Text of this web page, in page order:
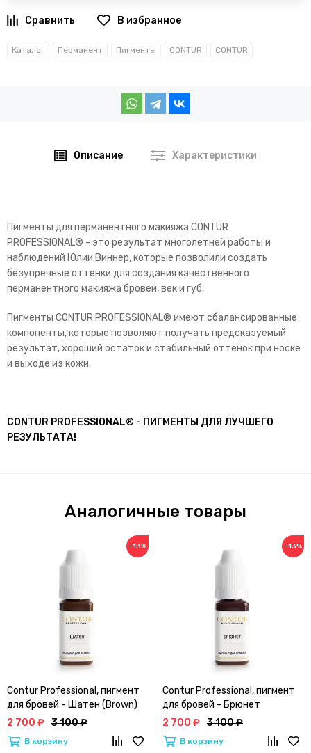
В избранное
Каталог Перманент Пигменты CONTUR CONTUR
Описание Характеристики
Пигменты для перманентного макияжа CONTUR
PROFESSIONAL® - это результат многолетней работы и
наблюдений Юлии Виннер, которые позволили создать
безупречные оттенки для создания качественного
перманентного макияжа бровей, век и губ.
Пигменты CONTUR PROFESSIONAL® имеют сбалансированные
компоненты, которые позволяют получать предсказуемый
результат, хороший остаток и стабильный оттенок при носке
и выходе из кожи.
CONTUR PROFESSIONAL® - ПИГМЕНТЫ ДЛЯ ЛУЧШЕГО
РЕЗУЛЬТАТА!
Аналогичные товары
−13%
Contur Professional, пигмент
для бровей - Шатен (Brown)
2 700 ₽ 3 100 ₽
В корзину
−13%
Contur Professional, пигмент
для бровей - Брюнет
(Brunette)
2 700 ₽ 3 100 ₽
В корзину